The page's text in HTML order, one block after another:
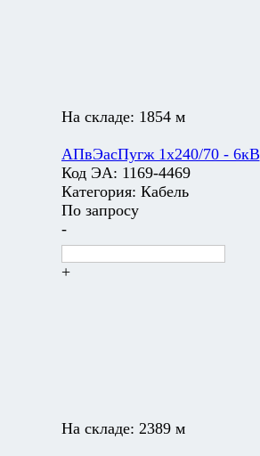
На складе: 1854 м
АПвЭасПугж 1х240/70 - 6кВ
Код ЭА: 1169-4469
Категория: Кабель
По запросу
-
+
На складе: 2389 м